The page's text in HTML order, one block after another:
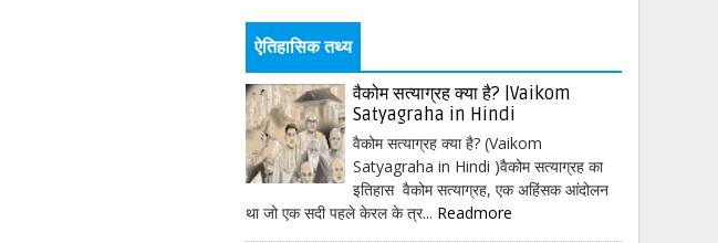
ऐतिहासिक तथ्य
वैकोम सत्याग्रह क्या है? |Vaikom
Satyagraha in Hindi
वैकोम सत्याग्रह क्या है? (Vaikom
Satyagraha in Hindi )वैकोम सत्याग्रह का
इतिहास वैकोम सत्याग्रह, एक अहिंसक आंदोलन
था जो एक सदी पहले केरल के त्र... Readmore